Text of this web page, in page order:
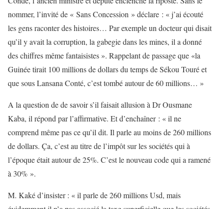
nommer, l’invité de « Sans Concession » déclare : « j’ai écouté
les gens raconter des histoires… Par exemple un docteur qui disait
qu’il y avait la corruption, la gabegie dans les mines, il a donné
des chiffres même fantaisistes ». Rappelant de passage que «la
Guinée tirait 100 millions de dollars du temps de Sékou Touré et
que sous Lansana Conté, c’est tombé autour de 60 millions… »
A la question de de savoir s’il faisait allusion à Dr Ousmane
Kaba, il répond par l’affirmative. Et d’enchaîner : « il ne
comprend même pas ce qu’il dit. Il parle au moins de 260 millions
de dollars. Ça, c’est au titre de l’impôt sur les sociétés qui à
l’époque était autour de 25%. C’est le nouveau code qui a ramené
à 30% ».
M. Kaké d’insister : « il parle de 260 millions Usd, mais